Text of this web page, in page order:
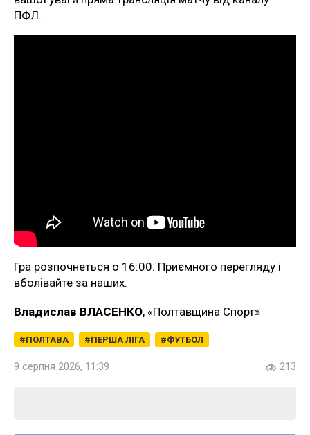
ПФЛ.
Гра розпочнеться о 16:00. Приємного перегляду і
вболівайте за наших.
Владислав ВЛАСЕНКО, «Полтавщина Спорт»
ПОЛТАВА ПЕРША ЛІГА ФУТБОЛ
9 серпня 2026, 11:39 213